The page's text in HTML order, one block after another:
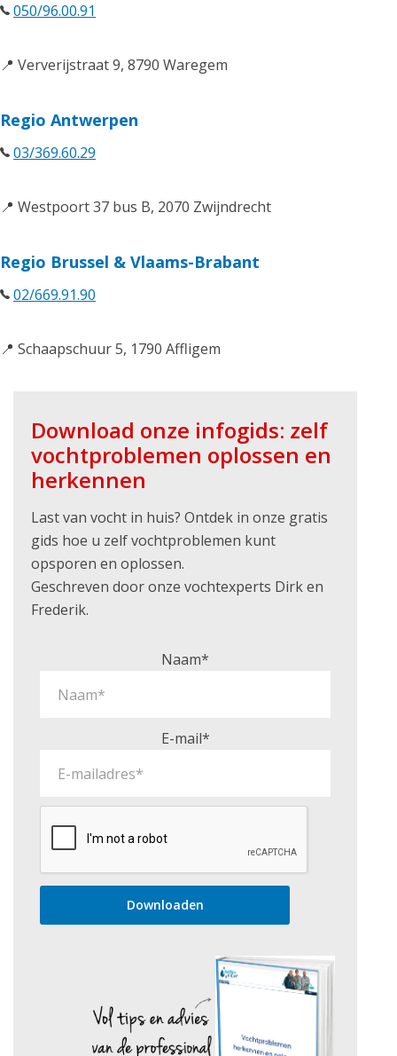
050/96.00.91
📍 Ververijstraat 9, 8790 Waregem
Regio Antwerpen
03/369.60.29
📍 Westpoort 37 bus B, 2070 Zwijndrecht
Regio Brussel & Vlaams-Brabant
02/669.91.90
📍 Schaapschuur 5, 1790 Affligem
Download onze infogids: zelf
vochtproblemen oplossen en
herkennen
Last van vocht in huis? Ontdek in onze gratis
gids hoe u zelf vochtproblemen kunt
opsporen en oplossen.
Geschreven door onze vochtexperts Dirk en
Frederik.
Naam*
E-mail*